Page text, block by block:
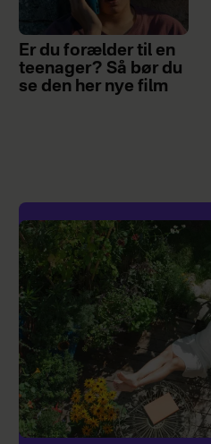
Er du forælder til en
teenager? Så bør du
se den her nye film